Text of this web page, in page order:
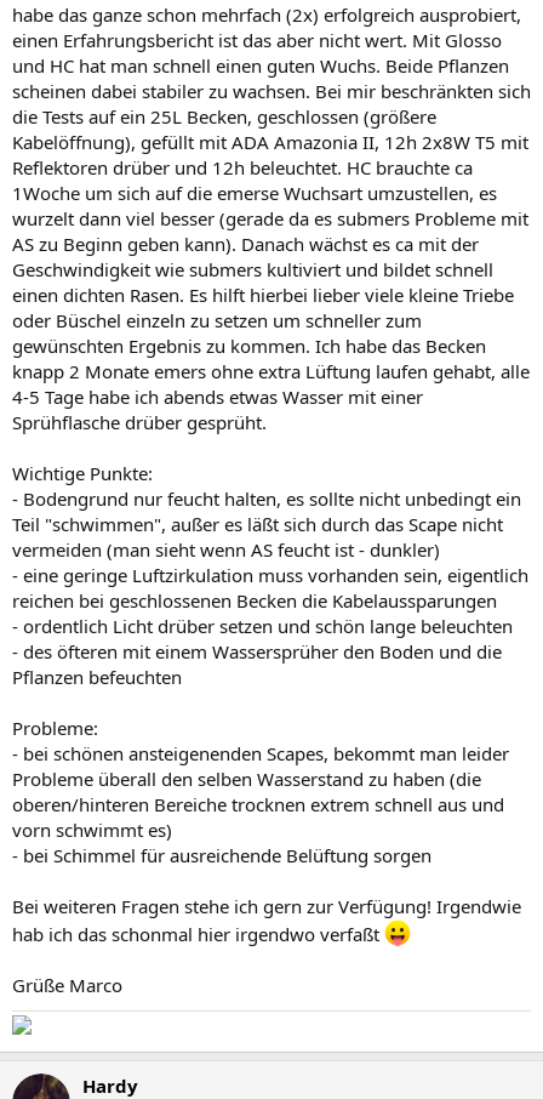
habe das ganze schon mehrfach (2x) erfolgreich ausprobiert,
einen Erfahrungsbericht ist das aber nicht wert. Mit Glosso
und HC hat man schnell einen guten Wuchs. Beide Pflanzen
scheinen dabei stabiler zu wachsen. Bei mir beschränkten sich
die Tests auf ein 25L Becken, geschlossen (größere
Kabelöffnung), gefüllt mit ADA Amazonia II, 12h 2x8W T5 mit
Reflektoren drüber und 12h beleuchtet. HC brauchte ca
1Woche um sich auf die emerse Wuchsart umzustellen, es
wurzelt dann viel besser (gerade da es submers Probleme mit
AS zu Beginn geben kann). Danach wächst es ca mit der
Geschwindigkeit wie submers kultiviert und bildet schnell
einen dichten Rasen. Es hilft hierbei lieber viele kleine Triebe
oder Büschel einzeln zu setzen um schneller zum
gewünschten Ergebnis zu kommen. Ich habe das Becken
knapp 2 Monate emers ohne extra Lüftung laufen gehabt, alle
4-5 Tage habe ich abends etwas Wasser mit einer
Sprühflasche drüber gesprüht.
Wichtige Punkte:
- Bodengrund nur feucht halten, es sollte nicht unbedingt ein
Teil "schwimmen", außer es läßt sich durch das Scape nicht
vermeiden (man sieht wenn AS feucht ist - dunkler)
- eine geringe Luftzirkulation muss vorhanden sein, eigentlich
reichen bei geschlossenen Becken die Kabelaussparungen
- ordentlich Licht drüber setzen und schön lange beleuchten
- des öfteren mit einem Wassersprüher den Boden und die
Pflanzen befeuchten
Probleme:
- bei schönen ansteigenenden Scapes, bekommt man leider
Probleme überall den selben Wasserstand zu haben (die
oberen/hinteren Bereiche trocknen extrem schnell aus und
vorn schwimmt es)
- bei Schimmel für ausreichende Belüftung sorgen
Bei weiteren Fragen stehe ich gern zur Verfügung! Irgendwie
hab ich das schonmal hier irgendwo verfaßt
Grüße Marco
Hardy